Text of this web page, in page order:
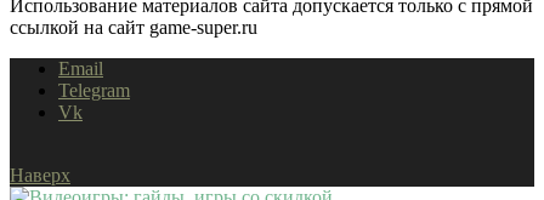
Использование материалов сайта допускается только с прямой
ссылкой на сайт game-super.ru
Email
Telegram
Vk
Наверх